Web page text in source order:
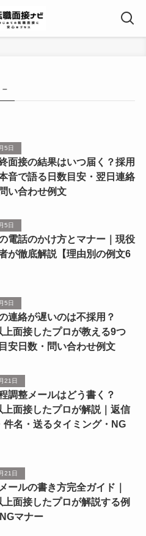
–
面接の結果はいつ届く？採用
音で語る日数目安・翌日連絡
い合わせ例文
5日
電話のかけ方とマナー｜現役
が徹底解説【理由別の例文6
5日
連絡が遅いのは不採用？
上面接したプロが教える9つ
安日数・問い合わせ例文
5日
調整メールはどう書く？
上面接したプロが解説｜返信
件名・送るタイミング・NG
21日
ールの書き方完全ガイド｜
上面接したプロが解説する例
マナー
21日